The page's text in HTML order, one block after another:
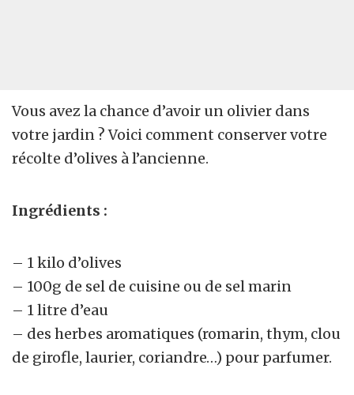
Vous avez la chance d’avoir un olivier dans
votre jardin ? Voici comment conserver votre
récolte d’olives à l’ancienne.
Ingrédients :
– 1 kilo d’olives
– 100g de sel de cuisine ou de sel marin
– 1 litre d’eau
– des herbes aromatiques (romarin, thym, clou
de girofle, laurier, coriandre…) pour parfumer.